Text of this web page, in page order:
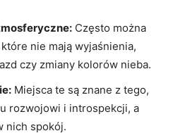
Często można
nie mają wyjaśnienia,
czy zmiany kolorów‌ nieba.
Miejsca te są⁣ znane‍ z tego,
rozwojowi‌ i⁣ introspekcji, a
nich⁤ spokój.